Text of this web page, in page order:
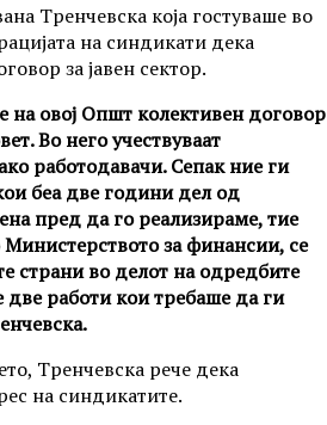
Тренчевска која гостуваше во
на синдикати дека
за јавен сектор.
на овој Општ колективен договор
Во него учествуваат
работодавачи. Сепак ние ги
беа две години дел од
пред да го реализираме, тие
за финансии, се
страни во делот на одредбите
работи кои требаше да ги
Тренчевска рече дека
на синдикатите.